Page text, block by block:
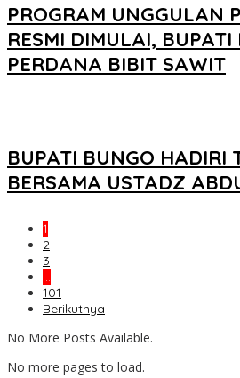
PROGRAM UNGGULAN
RESMI DIMULAI,
PERDANA BIBIT SAWIT
BUPATI BUNGO HADIRI
BERSAMA USTADZ
1
2
3
…
101
Berikutnya
No More Posts Available.
No more pages to load.